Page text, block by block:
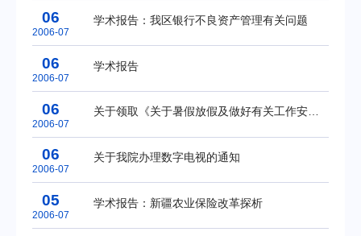
06
2006-07
学术报告：我区银行不良资产管理有关问题
06
2006-07
学术报告
06
2006-07
关于领取《关于暑假放假及做好有关工作安排的通知》的通知
06
2006-07
关于我院办理数字电视的通知
05
2006-07
学术报告：新疆农业保险改革探析